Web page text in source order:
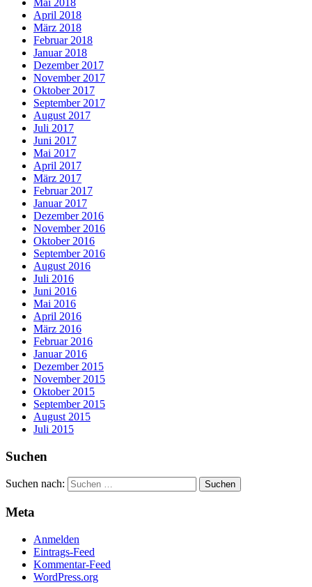
April 2018
März 2018
Februar 2018
Januar 2018
Dezember 2017
November 2017
Oktober 2017
September 2017
August 2017
Juli 2017
Juni 2017
Mai 2017
April 2017
März 2017
Februar 2017
Januar 2017
Dezember 2016
November 2016
Oktober 2016
September 2016
August 2016
Juli 2016
Juni 2016
Mai 2016
April 2016
März 2016
Februar 2016
Januar 2016
Dezember 2015
November 2015
Oktober 2015
September 2015
August 2015
Juli 2015
Suchen
Suchen nach:
Meta
Anmelden
Eintrags-Feed
Kommentar-Feed
WordPress.org